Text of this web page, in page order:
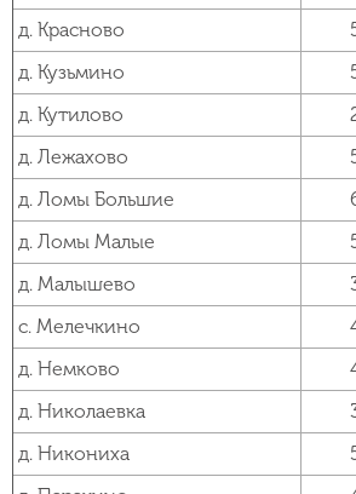
д. Красново
д. Кузьмино
д. Кутилово
д. Лежахово
д. Ломы Большие
д. Ломы Малые
д. Малышево
с. Мелечкино
д. Немково
д. Николаевка
д. Никониха